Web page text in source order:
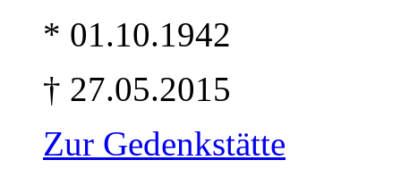
* 01.10.1942
† 27.05.2015
Zur Gedenkstätte